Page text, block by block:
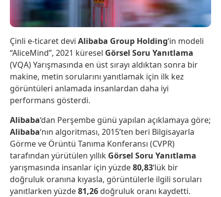
Çinli e-ticaret devi Alibaba Group Holding‘in modeli
“AliceMind”, 2021 küresel Görsel Soru Yanıtlama
(VQA) Yarışmasında en üst sırayı aldıktan sonra bir
makine, metin sorularını yanıtlamak için ilk kez
görüntüleri anlamada insanlardan daha iyi
performans gösterdi.
Alibaba‘dan Perşembe günü yapılan açıklamaya göre;
Alibaba‘nın algoritması, 2015’ten beri Bilgisayarla
Görme ve Örüntü Tanıma Konferansı (CVPR)
tarafından yürütülen yıllık Görsel Soru Yanıtlama
yarışmasında insanlar için yüzde80,83‘lük bir
doğruluk oranına kıyasla, görüntülerle ilgili soruları
yanıtlarken yüzde81,26 doğruluk oranı kaydetti.